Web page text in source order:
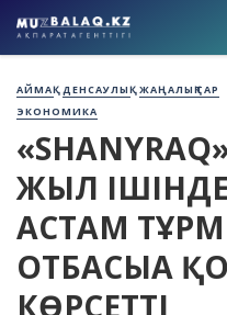
АЙМАҚ ДЕНСАУЛЫҚ ЖАҢАЛЫҚТАР
ЭКОНОМИКА
ЖЫЛ ІШІНДЕ
АСТАМ
ОТБАСЫҒА
КӨРСЕТТІ